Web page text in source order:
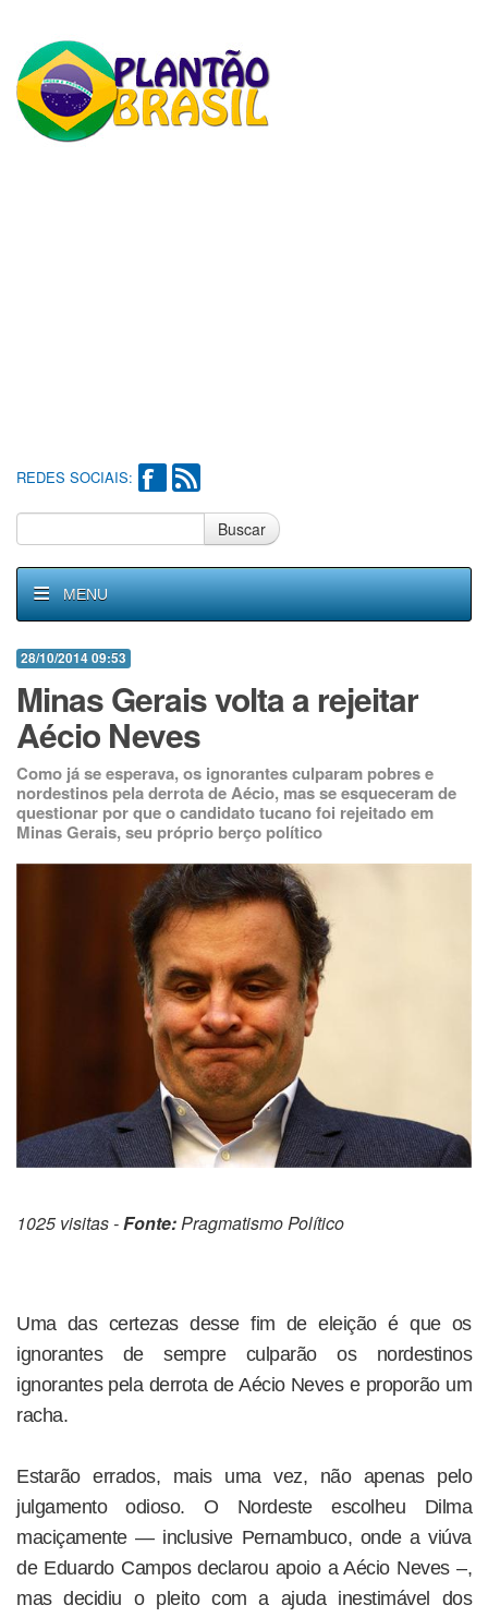
REDES SOCIAIS:
Buscar
MENU
28/10/2014 09:53
Minas Gerais volta a rejeitar
Aécio Neves
Como já se esperava, os ignorantes culparam pobres e
nordestinos pela derrota de Aécio, mas se esqueceram de
questionar por que o candidato tucano foi rejeitado em
Minas Gerais, seu próprio berço político
1025 visitas -Fonte:Pragmatismo Político
Uma das certezas desse fim de eleição é que os
ignorantes de sempre culparão os nordestinos
ignorantes pela derrota de Aécio Neves e proporão um
racha.
Estarão errados, mais uma vez, não apenas pelo
julgamento odioso. O Nordeste escolheu Dilma
maciçamente — inclusive Pernambuco, onde a viúva
de Eduardo Campos declarou apoio a Aécio Neves –,
mas decidiu o pleito com a ajuda inestimável dos